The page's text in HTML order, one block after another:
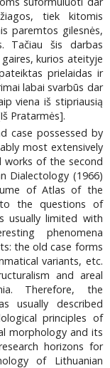
tiek kitomis
paremtos gilesnės,
Tačiau šis darbas
kurios ateityje
prielaidas ir
labai svarbūs dar
viena iš stipriausią
Pratarmės].
case possessed by
most extensively
works of the second
Dialectology (1966)
of Atlas of the
to the questions of
usually limited with
phenomena
the old case forms
variants, etc.
and areal
Therefore, the
usually described
principles of
morphology and its
horizons for
of Lithuanian